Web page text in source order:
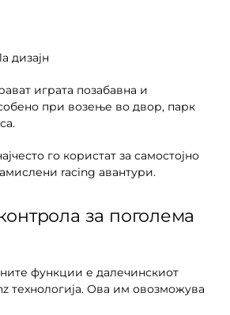
дизајн
играта позабавна и
при возење во двор, парк
го користат за самостојно
racing авантури.
за поголема
функции е далечинскиот
технологија. Ова им овозможува